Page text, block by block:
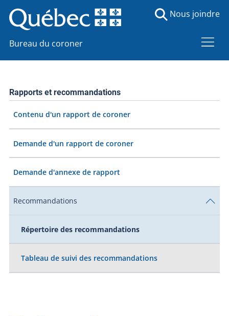
Bureau du coroner
Nous joindre
Rapports et recommandations
Contenu d'un rapport de coroner
Demande d'un rapport de coroner
Demande d'annexe de rapport
Recommandations
Répertoire des recommandations
Tableau de suivi des recommandations